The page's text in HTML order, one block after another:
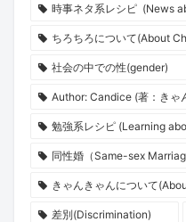
時事ネタ系レシピ (News
ちろちろについて(About
社会の中での性(gender)
Author: Candice (著：きゃ
勉強系レシピ (Learning
同性婚（Same-sex
きゃんきゃんについて
差別(Discrimination)